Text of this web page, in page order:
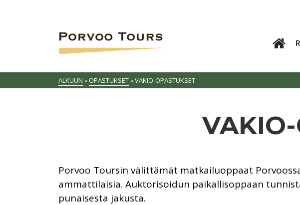
ALKUUN » OPASTUKSET»VAKIO-OPASTUKSET
VAKIO-
Porvoo Toursin välittämät matkailuoppaat
ammattilaisia. Auktorisoidun paikallisoppaan
punaisesta jakusta.